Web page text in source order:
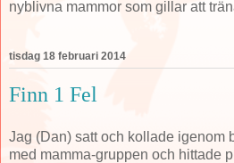
nyblivna mammor som gillar att
tisdag 18 februari 2014
Finn 1 Fel
Jag (Dan) satt och kollade igenom
med mamma-gruppen och hittade